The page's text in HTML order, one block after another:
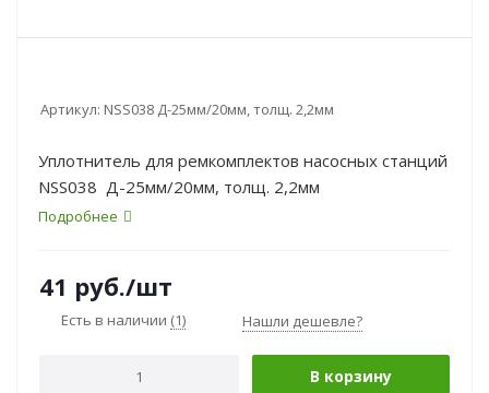
Артикул: NSS038 Д-25мм/20мм, толщ. 2,2мм
Уплотнитель для ремкомплектов насосных станций
NSS038 Д-25мм/20мм, толщ. 2,2мм
Подробнее
41 руб./шт
Есть в наличии (1) Нашли дешевле?
В корзину